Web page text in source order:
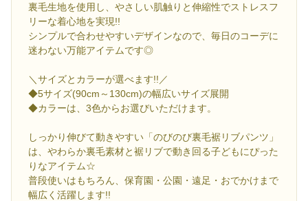
裏毛生地を使用し、やさしい肌触りと伸縮性でストレスフ
リーな着心地を実現!!
シンプルで合わせやすいデザインなので、毎日のコーデに
迷わない万能アイテムです◎
＼サイズとカラーが選べます!!／
◆5サイズ(90cm～130cm)の幅広いサイズ展開
◆カラーは、3色からお選びいただけます。
しっかり伸びて動きやすい「のびのび裏毛裾リブパンツ」
は、やわらか裏毛素材と裾リブで動き回る子どもにぴった
りなアイテム☆
普段使いはもちろん、保育園・公園・遠足・おでかけまで
幅広く活躍します!!